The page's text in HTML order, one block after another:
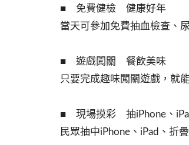
■ 免費健檢 健康好年
當天可參加免費抽血檢查、
■ 遊戲闖關 餐飲美味
只要完成趣味闖關遊戲，就
■ 現場摸彩 抽iPhone、
民眾抽中iPhone、iPad、折